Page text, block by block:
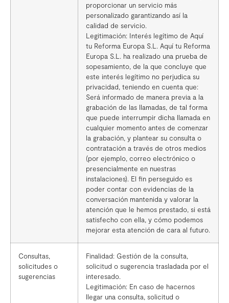
proporcionar un servicio más
personalizado garantizando así la
calidad de servicio.
Legitimación: Interés legítimo de Aquí
tu Reforma Europa S.L. Aquí tu Reforma
Europa S.L. ha realizado una prueba de
sopesamiento, de la que concluye que
este interés legítimo no perjudica su
privacidad, teniendo en cuenta que:
Será informado de manera previa a la
grabación de las llamadas, de tal forma
que puede interrumpir dicha llamada en
cualquier momento antes de comenzar
la grabación, y plantear su consulta o
contratación a través de otros medios
(por ejemplo, correo electrónico o
presencialmente en nuestras
instalaciones). El fin perseguido es
poder contar con evidencias de la
conversación mantenida y valorar la
atención que le hemos prestado, si está
satisfecho con ella, y cómo podemos
mejorar esta atención de cara al futuro.
Consultas,
solicitudes o
sugerencias
Finalidad: Gestión de la consulta,
solicitud o sugerencia trasladada por el
interesado.
Legitimación: En caso de hacernos
llegar una consulta, solicitud o